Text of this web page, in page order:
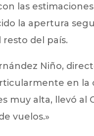
las
la apertura
resto del país.
Niño,
en la
muy alta, llevó al
vuelos.»